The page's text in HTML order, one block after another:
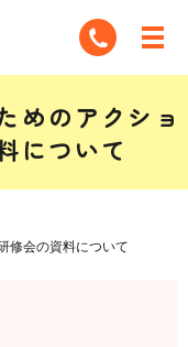
めのアクショ
について
修会の資料について